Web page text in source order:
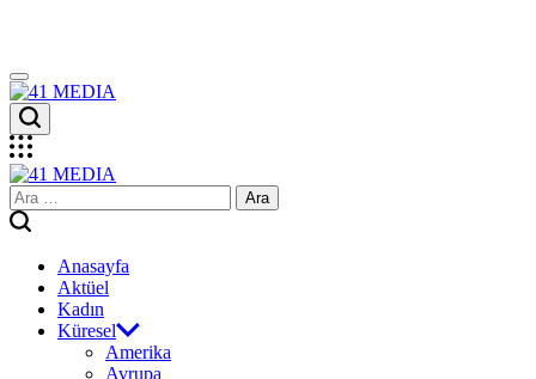
Skip
to
content
41
MEDIA
41
MEDIA
Arama:
Anasayfa
Aktüel
Kadın
Küresel
Amerika
Avrupa